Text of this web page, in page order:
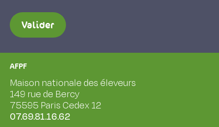
Valider
AFPF
Maison nationale des éleveurs
149 rue de Bercy
75595 Paris Cedex 12
07.69.81.16.62